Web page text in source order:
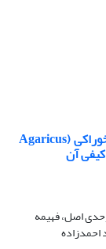
اثر روغن مرزه بر کنترل بیماری کپک سبز قارچ خوراکی (Agaricus
اصل، فهیمه
احمدزاده